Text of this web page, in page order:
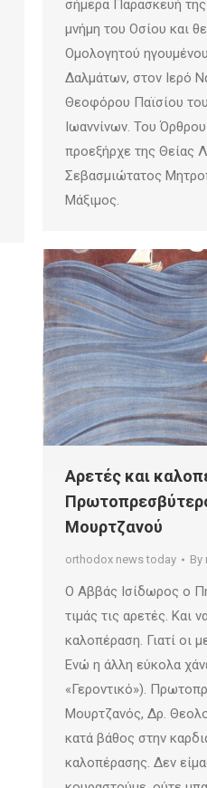
σήμερα Παρασκευή
μνήμη του Οσίου και
Ομολογητού
Δαλμάτων, στον Ιερό
Θεοφόρου Παϊσίου
Ιωαννίνων. Του
προεξήρχε της Θείας
Σεβασμιώτατος
Μάξιμος.
Αρετές και
Μουρτζανού
orthodox news today By
Ο Αββάς Ισίδωρος ο
τιμάς τις αρετές. Και
καλοπέραση. Γιατί οι
Ενώ η άλλη εύκολα
«Γεροντικό»).
Μουρτζανός, Δρ.
κατά βάθος στην
καλοπέρασης. Δεν